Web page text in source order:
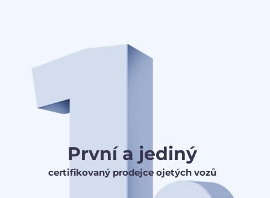
První a jediný
certifikovaný prodejce ojetých vozů